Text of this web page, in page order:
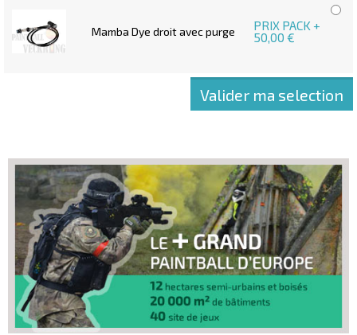
Mamba Dye droit avec purge
PRIX PACK +
50,00 €